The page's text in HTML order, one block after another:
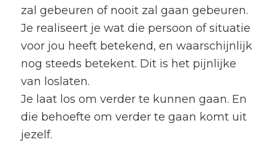
zal gebeuren of nooit zal gaan gebeuren.
Je realiseert je wat die persoon of situatie
voor jou heeft betekend, en waarschijnlijk
nog steeds betekent. Dit is het pijnlijke
van loslaten.
Je laat los om verder te kunnen gaan. En
die behoefte om verder te gaan komt uit
jezelf.